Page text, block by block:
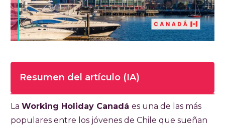
Resumen del artículo (IA)
Tiempo de lectura completa del artículo
25 minutos
La Working Holiday Canadá es una de las más
populares entre los jóvenes de Chile que sueñan